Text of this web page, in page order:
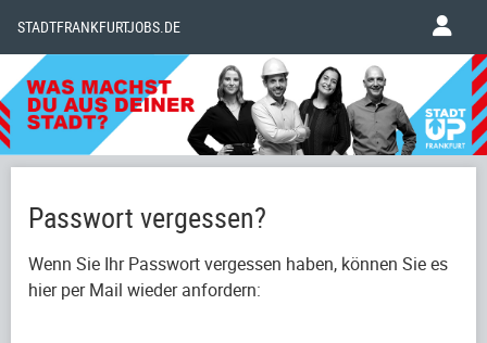
STADTFRANKFURTJOBS.DE
Passwort vergessen?
Wenn Sie Ihr Passwort vergessen haben, können Sie es
hier per Mail wieder anfordern: